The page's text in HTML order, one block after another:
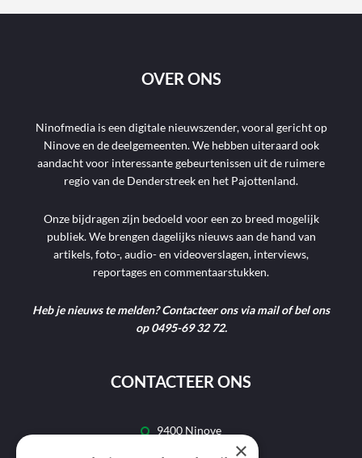
OVER ONS
Ninofmedia is een digitale nieuwszender, vooral gericht op
Ninove en de deelgemeenten. We hebben uiteraard ook
aandacht voor interessante gebeurtenissen uit de ruimere
regio van de Denderstreek en het Pajottenland.
Onze bijdragen zijn bedoeld voor een zo breed mogelijk
publiek. We brengen dagelijks nieuws aan de hand van
artikels, foto-, audio- en videoverslagen, interviews,
reportages en commentaarstukken.
Heb je nieuws te melden? Contacteer ons via mail of bel ons
op 0495-69 32 72.
CONTACTEER ONS
9400 Ninove
×